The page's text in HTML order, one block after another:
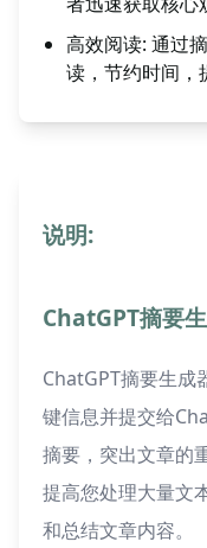
高效阅读: 通过
读，节约时间，
说明:
ChatGPT摘要
ChatGPT摘要生成
键信息并提交给
摘要，突出文章的
提高您处理大量文
和总结文章内容。